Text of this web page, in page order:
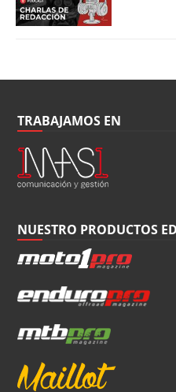
TRABAJAMOS EN
NUESTRO PRODUCTOS